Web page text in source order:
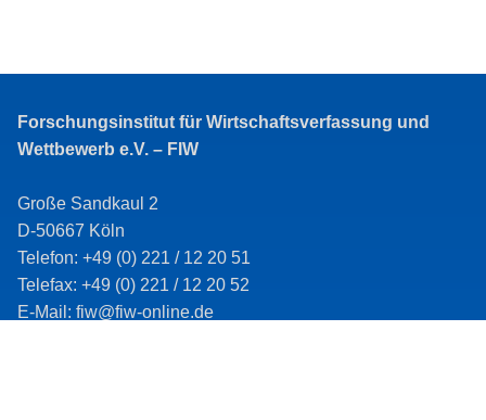
Forschungsinstitut für Wirtschaftsverfassung und
Wettbewerb e.V. – FIW
Große Sandkaul 2
D-50667 Köln
Telefon: +49 (0) 221 / 12 20 51
Telefax: +49 (0) 221 / 12 20 52
E-Mail: fiw@fiw-online.de